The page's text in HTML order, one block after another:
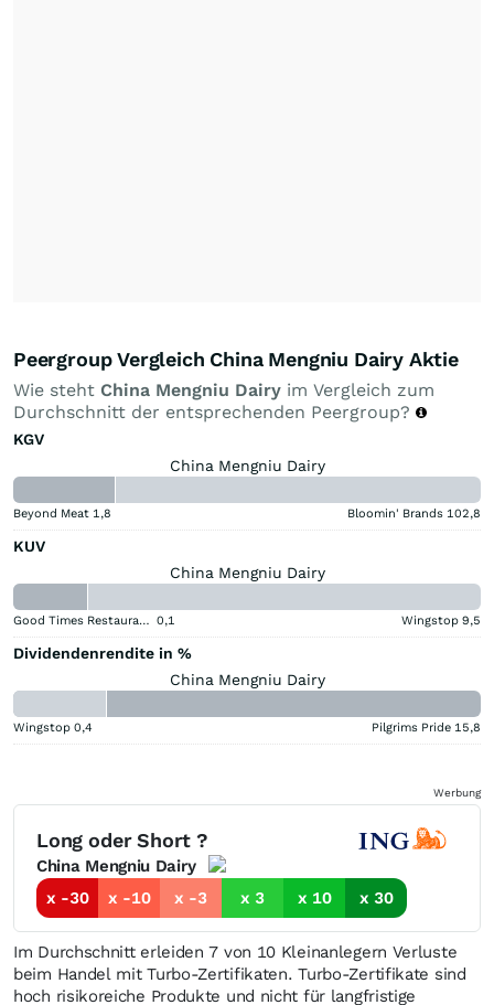
Peergroup Vergleich China Mengniu Dairy Aktie
Wie steht China Mengniu Dairy im Vergleich zum
Durchschnitt der entsprechenden Peergroup?
KGV
China Mengniu Dairy
Beyond Meat 1,8 Bloomin' Brands 102,8
KUV
China Mengniu Dairy
Good Times Restaurants 0,1 Wingstop 9,5
Dividendenrendite in %
China Mengniu Dairy
Wingstop 0,4 Pilgrims Pride 15,8
Werbung
Long oder Short ?
China Mengniu Dairy
x -30
x -10 x -3 x 3 x 10 x 30
Im Durchschnitt erleiden 7 von 10 Kleinanlegern Verluste
beim Handel mit Turbo-Zertifikaten. Turbo-Zertifikate sind
hoch risikoreiche Produkte und nicht für langfristige